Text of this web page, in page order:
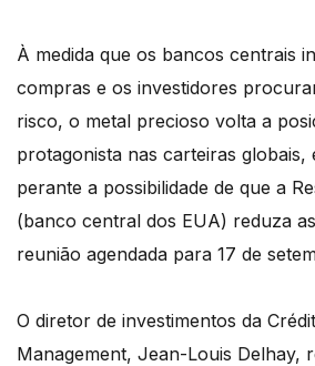
À medida que os bancos centrais
compras e os investidores
risco, o metal precioso volta a
protagonista nas carteiras globais,
perante a possibilidade de que a
(banco central dos EUA) reduza
reunião agendada para 17 de
O diretor de investimentos da
Management, Jean-Louis Delhay,